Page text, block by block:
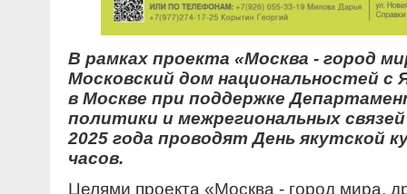
В рамках проекта «Москва - город
Московский дом национальностей с
в Москве при поддержке
политики и межрегиональных
2025 года проводят День якутской
часов.
Целями проекта «Москва - город мира,